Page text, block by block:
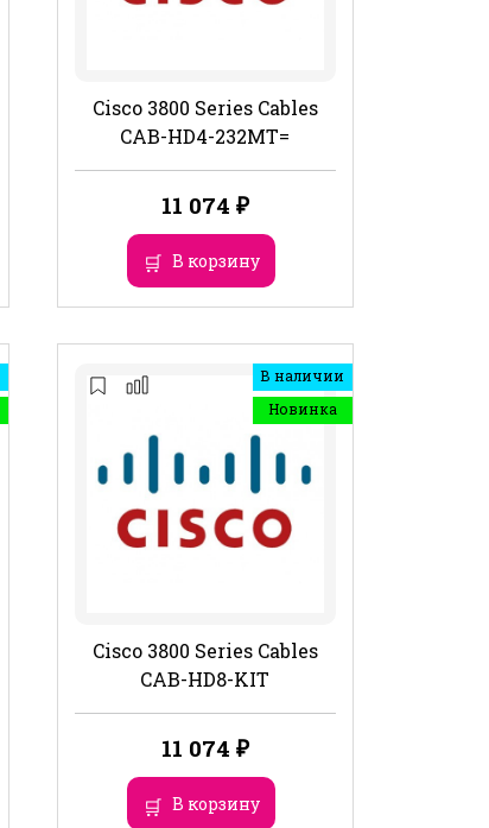
Cisco 3800 Series Cables
CAB-HD4-232MT=
11 074 ₽
В корзину
В наличии
Новинка
Cisco 3800 Series Cables
CAB-HD8-KIT
11 074 ₽
В корзину